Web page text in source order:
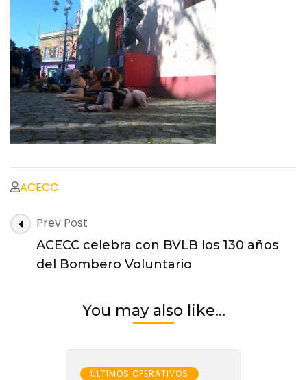
ACECC
Post
Navigation
Prev Post
ACECC celebra con BVLB los 130 años
del Bombero Voluntario
You may also like...
ÚLTIMOS OPERATIVOS